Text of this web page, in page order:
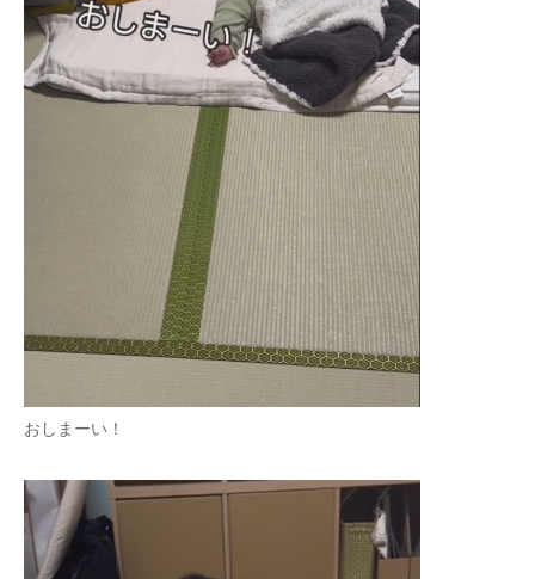
おしまーい！